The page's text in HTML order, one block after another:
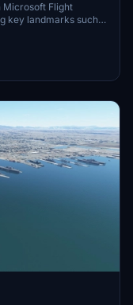
Microsoft Flight
key landmarks such
Launch
Falcon Heavy
as you embark on